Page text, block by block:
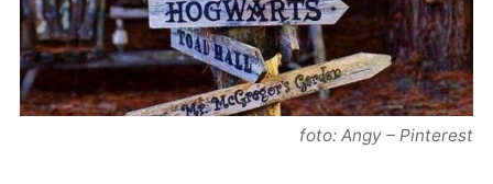
foto: Angy – Pinterest